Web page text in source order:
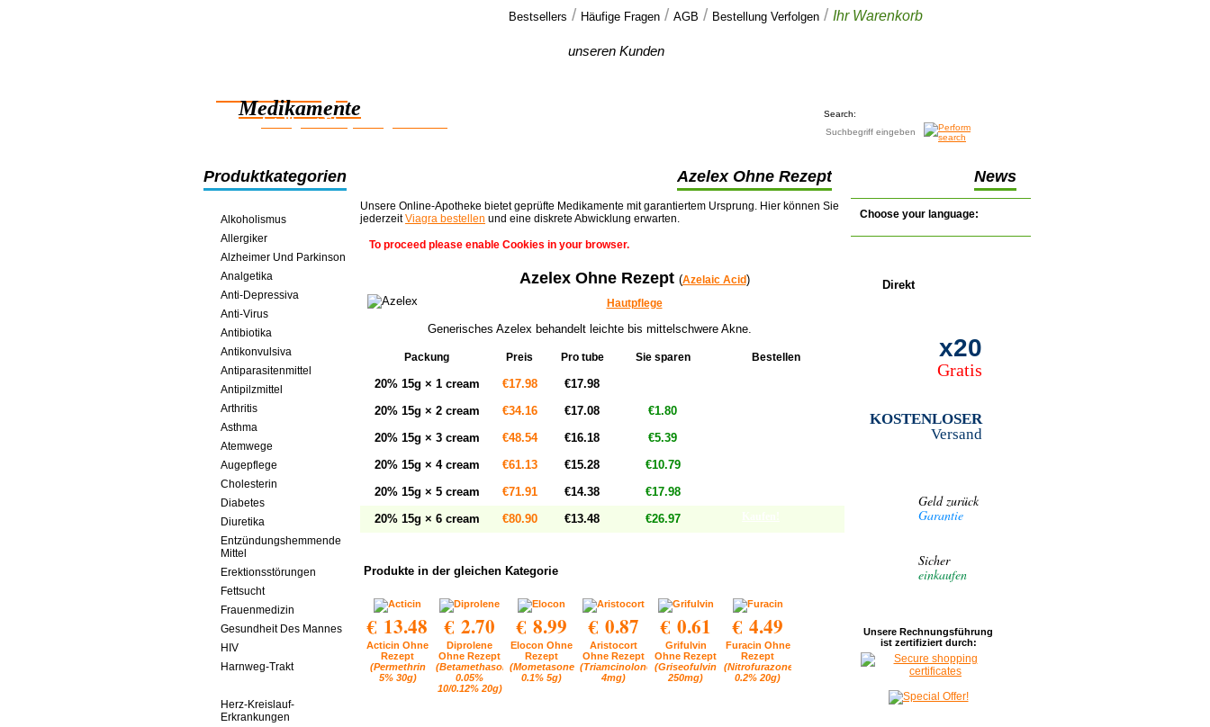
Bestsellers / Häufige Fragen / AGB / Bestellung Verfolgen / Ihr Warenkorb
Medikamente
intelligent Einsparungen online
unseren Kunden
Search:
Produktkategorien Azelex Ohne Rezept News
Alkoholismus
Allergiker
Alzheimer Und Parkinson
Analgetika
Anti-Depressiva
Anti-Virus
Antibiotika
Antikonvulsiva
Antiparasitenmittel
Antipilzmittel
Arthritis
Asthma
Atemwege
Augepflege
Cholesterin
Diabetes
Diuretika
Entzündungshemmende
Mittel
Erektionsstörungen
Fettsucht
Frauenmedizin
Gesundheit Des Mannes
HIV
Harnweg-Trakt
Herz-Kreislauf-
Erkrankungen
Unsere Online-Apotheke bietet geprüfte Medikamente mit garantiertem Ursprung. Hier können Sie
jederzeitViagra bestellen und eine diskrete Abwicklung erwarten.
To proceed please enable Cookies in your browser.
Azelex Ohne Rezept (Azelaic Acid)
Hautpflege
Generisches Azelex behandelt leichte bis mittelschwere Akne.
Packung Preis Pro tube Sie sparen Bestellen
20% 15g × 1 cream €17.98 €17.98
20% 15g × 2 cream €34.16 €17.08 €1.80
20% 15g × 3 cream €48.54 €16.18 €5.39
20% 15g × 4 cream €61.13 €15.28 €10.79
20% 15g × 5 cream €71.91 €14.38 €17.98
20% 15g × 6 cream €80.90 €13.48 €26.97
Produkte in der gleichen Kategorie
€ 13.48
Acticin Ohne
Rezept
(Permethrin
5% 30g)
€ 2.70
Diprolene
Ohne Rezept
(Betamethasone
0.05%
10/0.12% 20g)
€ 8.99
Elocon Ohne
Rezept
(Mometasone
0.1% 5g)
€ 0.87
Aristocort
Ohne Rezept
(Triamcinolone
4mg)
€ 0.61
Grifulvin
Ohne Rezept
(Griseofulvin
250mg)
€ 4.49
Furacin Ohne
Rezept
(Nitrofurazone
0.2% 20g)
Choose your language:
Direkt
x20
Gratis
KOSTENLOSER
Versand
Geld zurück
Garantie
Sicher
einkaufen
Unsere Rechnungsführung
ist zertifiziert durch: